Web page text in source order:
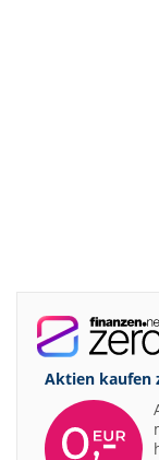
Aktien kaufen